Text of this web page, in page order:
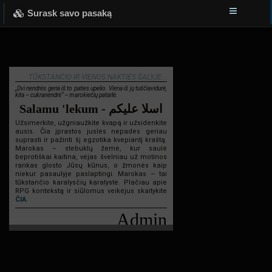
Surask savo pasaką
TŪKSTANČIO IR VIENOS NAKTIES ŠALYJE...
„Dvi nendrės geria iš to paties upelio. Viena iš jų tuščiavidurė,
kita – cukranendrė“ – marokiečių patarlė.
Salamu 'lekum - اسلا عليكم
Užsimerkite, užgniaužkite kvapą ir užsidenkite
ausis. Čia įprastos juslės nepadės geriau
suprasti ir pažinti šį egzotika kvepiantį kraštą.
Marokas – stebuklų žemė, kur saulė
beprotiškai kaitina, vėjas švelniau už motinos
rankas glosto Jūsų kūnus, o žmonės kaip
niekur pasaulyje paslaptingi. Marokas – tai
tūkstančio karalysčių karalystė. Plačiau apie
RPG kontekstą ir siūlomus veikėjus skaitykite
ČIA.
Admin